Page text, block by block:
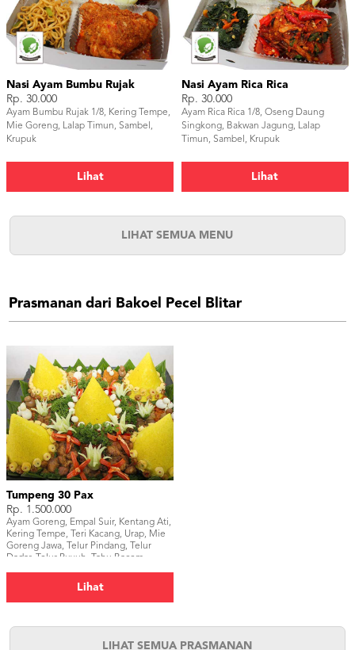
Nasi Ayam Bumbu Rujak
Rp. 30.000
Ayam Bumbu Rujak 1/8, Kering Tempe,
Mie Goreng, Lalap Timun, Sambel,
Krupuk
Lihat
Nasi Ayam Rica Rica
Rp. 30.000
Ayam Rica Rica 1/8, Oseng Daung
Singkong, Bakwan Jagung, Lalap
Timun, Sambel, Krupuk
Lihat
LIHAT SEMUA MENU
Prasmanan dari Bakoel Pecel Blitar
Tumpeng 30 Pax
Rp. 1.500.000
Ayam Goreng, Empal Suir, Kentang Ati,
Kering Tempe, Teri Kacang, Urap, Mie
Goreng Jawa, Telur Pindang, Telur
Dadar, Telur Puyuh, Tahu Bacem,
Lihat
LIHAT SEMUA PRASMANAN